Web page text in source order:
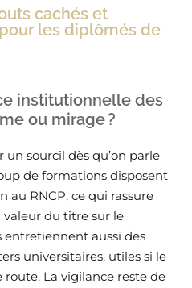
cachés et
les diplômés de
institutionnelle des
ou mirage ?
sourcil dès qu’on parle
de formations disposent
au RNCP, ce qui rassure
valeur du titre sur le
entretiennent aussi des
universitaires, utiles si le
La vigilance reste de